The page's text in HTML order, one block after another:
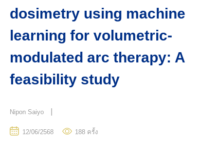
dosimetry using machine
learning for volumetric-
modulated arc therapy: A
feasibility study
Nipon Saiyo
12/06/2568 188 ครั้ง